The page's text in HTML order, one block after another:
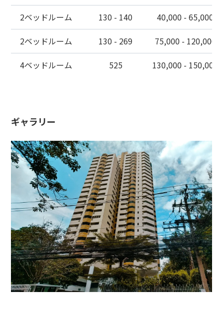
2ベッドルーム
130 - 140
40,000 - 65,000
2ベッドルーム
130 - 269
75,000 - 120,000
4ベッドルーム
525 130,000 - 150,000
ギャラリー